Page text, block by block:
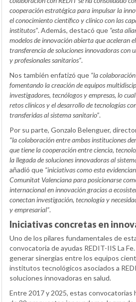
cooperación estratégica para impulsar la
el conocimiento científico y clínico con las
institutos”. Además, destacó que “esta
modelos de innovación abierta que aceleran
transferencia de soluciones innovadoras con
y profesionales sanitarios”.
Nos también enfatizó que “la
fomentando la creación de equipos
investigadores, tecnólogos y empresas, lo
retos clínicos y el desarrollo de tecnologías
transferidas al sistema sanitario”.
Por su parte, Gonzalo Belenguer,
“la colaboración entre ambas instituciones
que tiene la cooperación entre ciencia,
la llegada de soluciones innovadoras al
añadió que “iniciativas como esta
Comunitat Valenciana para posicionarse
internacional en innovación gracias a
conectan investigación, tecnología y
y empresarial”.
Iniciativas concretas en
Uno de los pilares fundamentales de
convocatoria de ayudas REDIT-IIS La
generar sinergias entre los equipos
institutos tecnológicos asociados a
soluciones innovadoras en salud.
Entre 2017 y 2025, estas convocatorias